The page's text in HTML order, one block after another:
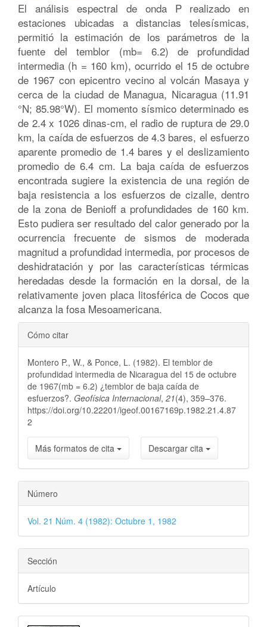
El análisis espectral de onda P realizado en
estaciones ubicadas a distancias telesísmicas,
permitió la estimación de los parámetros de la
fuente del temblor (mb= 6.2) de profundidad
intermedia (h = 160 km), ocurrido el 15 de octubre
de 1967 con epicentro vecino al volcán Masaya y
cerca de la ciudad de Managua, Nicaragua (11.91
°N; 85.98°W). El momento sísmico determinado es
de 2.4 x 1026 dinas-cm, el radio de ruptura de 29.0
km, la caída de esfuerzos de 4.3 bares, el esfuerzo
aparente promedio de 1.4 bares y el deslizamiento
promedio de 6.4 cm. La baja caída de esfuerzos
encontrada sugiere la existencia de una región de
baja resistencia a los esfuerzos de cizalle, dentro
de la zona de Benioff a profundidades de 160 km.
Esto pudiera ser resultado del calor generado por la
ocurrencia frecuente de sismos de moderada
magnitud a profundidad intermedia, por procesos de
deshidratación y por las características térmicas
heredadas desde la formación en la dorsal, de la
relativamente joven placa litosférica de Cocos que
alcanza la fosa Mesoamericana.
Detalles
del
artículo
Cómo citar
Montero P., W., & Ponce, L. (1982). El temblor de
profundidad intermedia de Nicaragua del 15 de octubre
de 1967(mb = 6.2) ¿temblor de baja caída de
esfuerzos?. Geofísica Internacional, 21(4), 359–376.
https://doi.org/10.22201/igeof.00167169p.1982.21.4.87
2
Más formatos de cita Descargar cita
Número
Vol. 21 Núm. 4 (1982): Octubre 1, 1982
Sección
Artículo